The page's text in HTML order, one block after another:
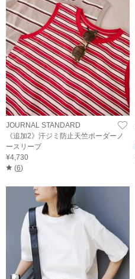
JOURNAL STANDARD
《追加2》汗ジミ防止天竺ボーダーノ
ースリーブ
¥4,730
(6)